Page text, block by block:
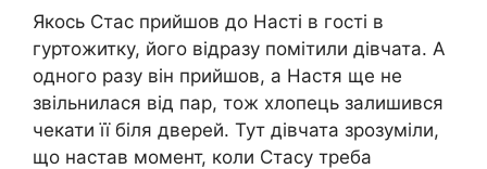
Якось Стас прийшов до Насті в гості в
гуртожитку, його відразу помітили дівчата. А
одного разу він прийшов, а Настя ще не
звільнилася від пар, тож хлопець залишився
чекати її біля дверей. Тут дівчата зрозуміли,
що настав момент, коли Стасу треба